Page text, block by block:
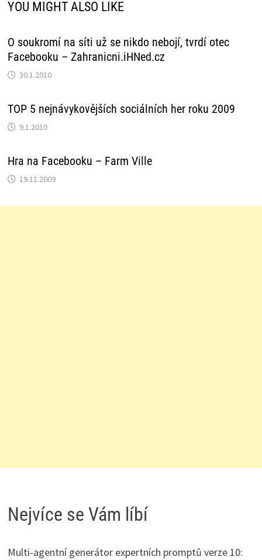
YOU MIGHT ALSO LIKE
O soukromí na síti už se nikdo nebojí, tvrdí otec
Facebooku – Zahranicni.iHNed.cz
30.1.2010
TOP 5 nejnávykovějších sociálních her roku 2009
9.1.2010
Hra na Facebooku – Farm Ville
19.11.2009
Nejvíce se Vám líbí
Multi-agentní generátor expertních promptů verze 10: